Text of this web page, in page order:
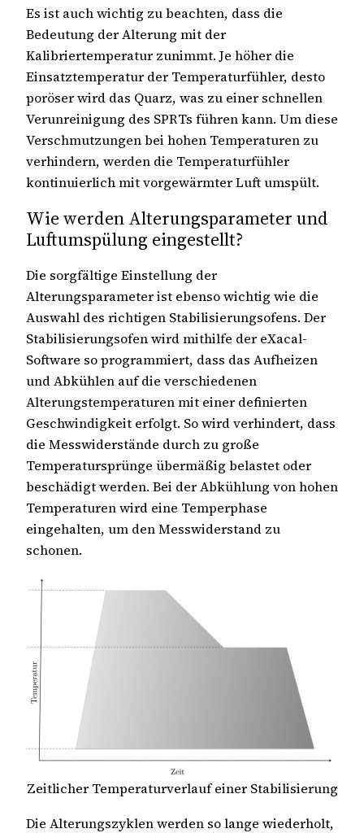
Es ist auch wichtig zu beachten, dass die
Bedeutung der Alterung mit der
Kalibriertemperatur zunimmt. Je höher die
Einsatztemperatur der Temperaturfühler, desto
poröser wird das Quarz, was zu einer schnellen
Verunreinigung des SPRTs führen kann. Um diese
Verschmutzungen bei hohen Temperaturen zu
verhindern, werden die Temperaturfühler
kontinuierlich mit vorgewärmter Luft umspült.
Wie werden Alterungsparameter und
Luftumspülung eingestellt?
Die sorgfältige Einstellung der
Alterungsparameter ist ebenso wichtig wie die
Auswahl des richtigen Stabilisierungsofens. Der
Stabilisierungsofen wird mithilfe der eXacal-
Software so programmiert, dass das Aufheizen
und Abkühlen auf die verschiedenen
Alterungstemperaturen mit einer definierten
Geschwindigkeit erfolgt. So wird verhindert, dass
die Messwiderstände durch zu große
Temperatursprünge übermäßig belastet oder
beschädigt werden. Bei der Abkühlung von hohen
Temperaturen wird eine Temperphase
eingehalten, um den Messwiderstand zu
schonen.
Zeitlicher Temperaturverlauf einer Stabilisierung
Die Alterungszyklen werden so lange wiederholt,